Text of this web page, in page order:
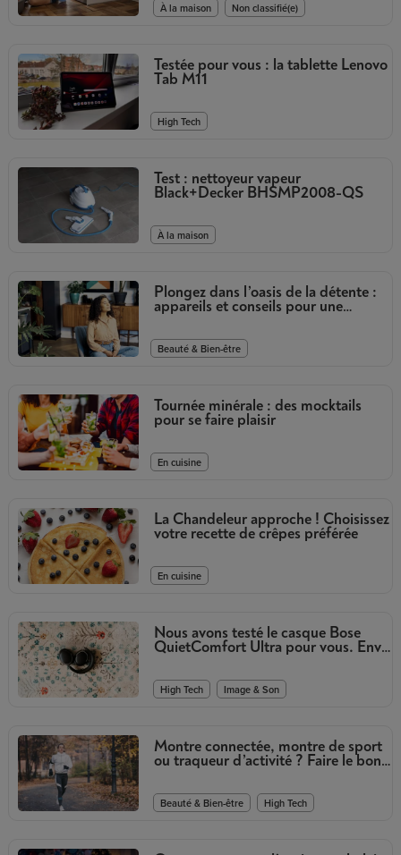
À la maison Non classifié(e)
Testée pour vous : la tablette Lenovo
Tab M11
High Tech
Test : nettoyeur vapeur
Black+Decker BHSMP2008-QS
À la maison
Plongez dans l’oasis de la détente :
appareils et conseils pour une
relaxation totale
Beauté & Bien-être
Tournée minérale : des mocktails
pour se faire plaisir
En cuisine
La Chandeleur approche ! Choisissez
votre recette de crêpes préférée
En cuisine
Nous avons testé le casque Bose
QuietComfort Ultra pour vous. Envie
High Tech Image & Son
Montre connectée, montre de sport
ou traqueur d’activité ? Faire le bon
Beauté & Bien-être High Tech